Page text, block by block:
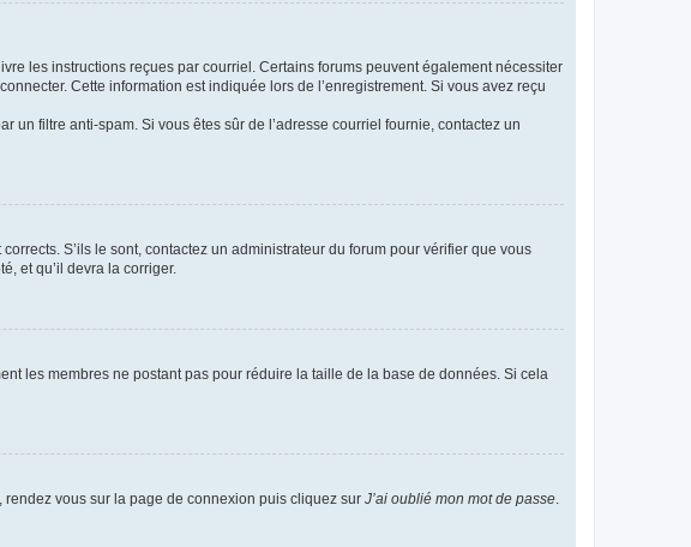
les instructions reçues par courriel. Certains forums peuvent également nécessiter
Cette information est indiquée lors de l’enregistrement. Si vous avez reçu
un filtre anti-spam. Si vous êtes sûr de l’adresse courriel fournie, contactez un
S’ils le sont, contactez un administrateur du forum pour vérifier que vous
et qu’il devra la corriger.
les membres ne postant pas pour réduire la taille de la base de données. Si cela
vous sur la page de connexion puis cliquez sur J’ai oublié mon mot de passe